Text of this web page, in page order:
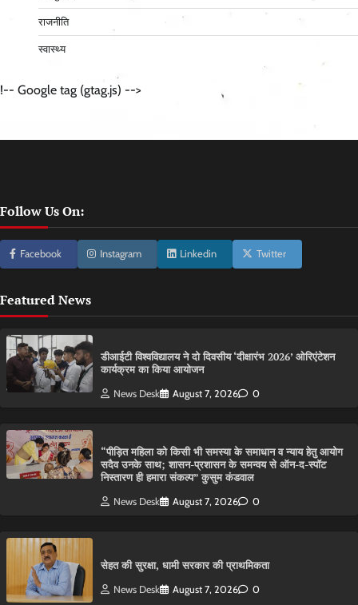
राजनीति
स्वास्थ्य
!-- Google tag (gtag.js) -->
Follow Us On:
Facebook Instagram Linkedin Twitter
Featured News
डीआईटी विश्वविद्यालय ने दो दिवसीय ‘दीक्षारंभ 2026’ ओरिएंटेशन
कार्यक्रम का किया आयोजन
News Desk August 7, 2026 0
“पीड़ित महिला को किसी भी समस्या के समाधान व न्याय हेतु आयोग
सदैव उनके साथ; शासन-प्रशासन के समन्वय से ऑन-द-स्पॉट
निस्तारण ही हमारा संकल्प” कुसुम कंडवाल
News Desk August 7, 2026 0
सेहत की सुरक्षा, धामी सरकार की प्राथमिकता
News Desk August 7, 2026 0